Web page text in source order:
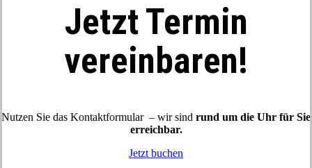
Jetzt Termin
vereinbaren!
Nutzen Sie das Kontaktformular – wir sind rund um die Uhr für Sie
erreichbar.
Jetzt buchen